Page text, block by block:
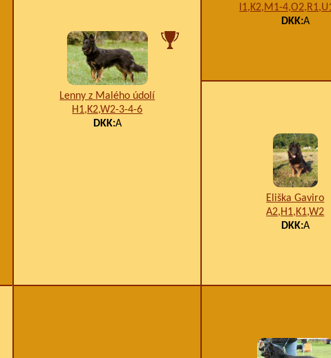
Lenny z Malého údolí
H1,K2,W2-3-4-6
DKK:A
I1,K2,M1-
DKK:A
Eliška Gaviro
A2,H1,K1,W2
DKK:A